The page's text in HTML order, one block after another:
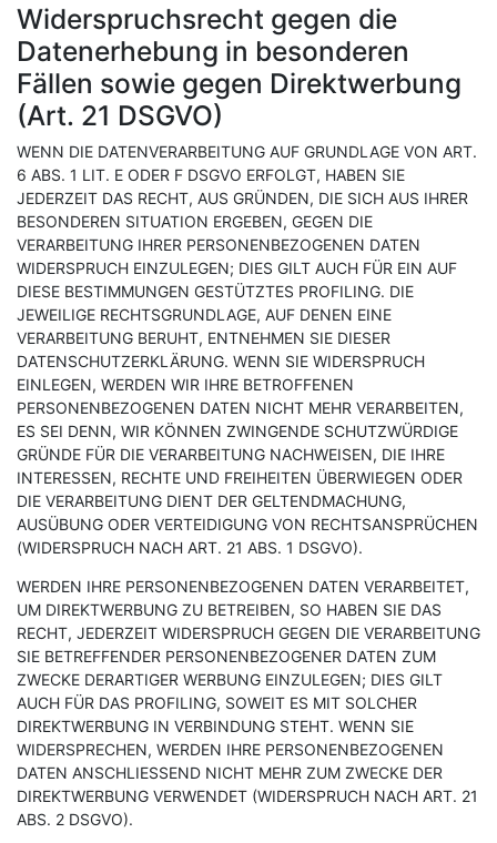
Widerspruchsrecht gegen die
Datenerhebung in besonderen
Fällen sowie gegen Direktwerbung
(Art. 21 DSGVO)
WENN DIE DATENVERARBEITUNG AUF GRUNDLAGE VON ART.
6 ABS. 1 LIT. E ODER F DSGVO ERFOLGT, HABEN SIE
JEDERZEIT DAS RECHT, AUS GRÜNDEN, DIE SICH AUS IHRER
BESONDEREN SITUATION ERGEBEN, GEGEN DIE
VERARBEITUNG IHRER PERSONENBEZOGENEN DATEN
WIDERSPRUCH EINZULEGEN; DIES GILT AUCH FÜR EIN AUF
DIESE BESTIMMUNGEN GESTÜTZTES PROFILING. DIE
JEWEILIGE RECHTSGRUNDLAGE, AUF DENEN EINE
VERARBEITUNG BERUHT, ENTNEHMEN SIE DIESER
DATENSCHUTZERKLÄRUNG. WENN SIE WIDERSPRUCH
EINLEGEN, WERDEN WIR IHRE BETROFFENEN
PERSONENBEZOGENEN DATEN NICHT MEHR VERARBEITEN,
ES SEI DENN, WIR KÖNNEN ZWINGENDE SCHUTZWÜRDIGE
GRÜNDE FÜR DIE VERARBEITUNG NACHWEISEN, DIE IHRE
INTERESSEN, RECHTE UND FREIHEITEN ÜBERWIEGEN ODER
DIE VERARBEITUNG DIENT DER GELTENDMACHUNG,
AUSÜBUNG ODER VERTEIDIGUNG VON RECHTSANSPRÜCHEN
(WIDERSPRUCH NACH ART. 21 ABS. 1 DSGVO).
WERDEN IHRE PERSONENBEZOGENEN DATEN VERARBEITET,
UM DIREKTWERBUNG ZU BETREIBEN, SO HABEN SIE DAS
RECHT, JEDERZEIT WIDERSPRUCH GEGEN DIE VERARBEITUNG
SIE BETREFFENDER PERSONENBEZOGENER DATEN ZUM
ZWECKE DERARTIGER WERBUNG EINZULEGEN; DIES GILT
AUCH FÜR DAS PROFILING, SOWEIT ES MIT SOLCHER
DIREKTWERBUNG IN VERBINDUNG STEHT. WENN SIE
WIDERSPRECHEN, WERDEN IHRE PERSONENBEZOGENEN
DATEN ANSCHLIESSEND NICHT MEHR ZUM ZWECKE DER
DIREKTWERBUNG VERWENDET (WIDERSPRUCH NACH ART. 21
ABS. 2 DSGVO).